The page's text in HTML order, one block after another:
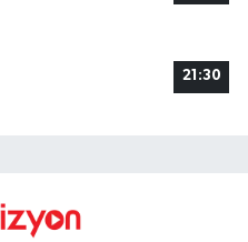
21:30